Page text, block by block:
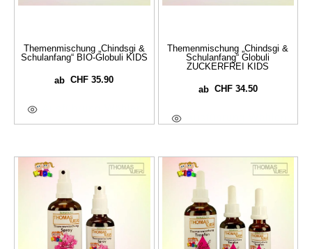
Themenmischung „Chindsgi &
Schulanfang“ BIO-Globuli KIDS
abCHF 35.90
Themenmischung „Chindsgi &
Schulanfang“ Globuli
ZUCKERFREI KIDS
ab CHF34.50